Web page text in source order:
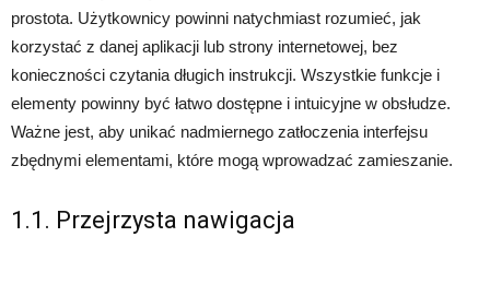
prostota. Użytkownicy powinni natychmiast rozumieć, jak
korzystać z danej aplikacji lub strony internetowej, bez
konieczności czytania długich instrukcji. Wszystkie funkcje i
elementy powinny być łatwo dostępne i intuicyjne w obsłudze.
Ważne jest, aby unikać nadmiernego zatłoczenia interfejsu
zbędnymi elementami, które mogą wprowadzać zamieszanie.
1.1. Przejrzysta nawigacja